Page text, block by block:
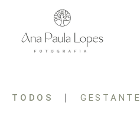
TODOS GESTANTE